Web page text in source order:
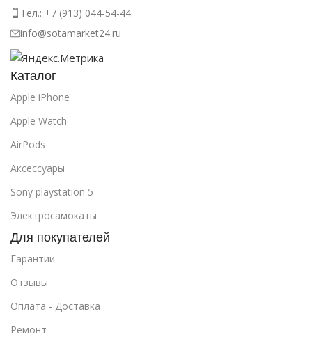
Тел.: +7 (913) 044-54-44
info@sotamarket24.ru
Каталог
Apple iPhone
Apple Watch
AirPods
Аксессуары
Sony playstation 5
Электросамокаты
Для покупателей
Гарантии
Отзывы
Оплата - Доставка
Ремонт